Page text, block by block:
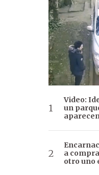
Video:
un
a
otro uno